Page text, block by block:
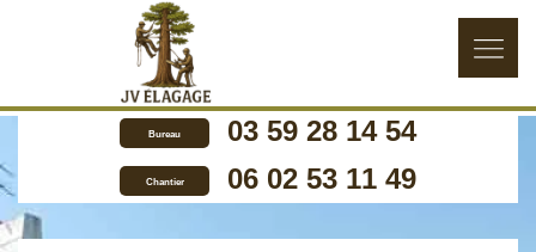
Bureau 03 59 28 14 54
Chantier 06 02 53 11 49